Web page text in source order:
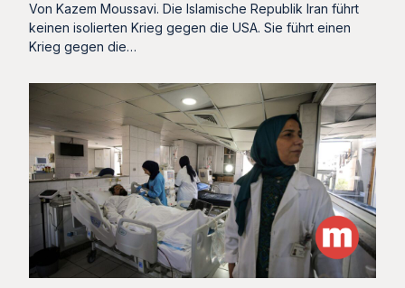
Von Kazem Moussavi. Die Islamische Republik Iran führt
keinen isolierten Krieg gegen die USA. Sie führt einen
Krieg gegen die…